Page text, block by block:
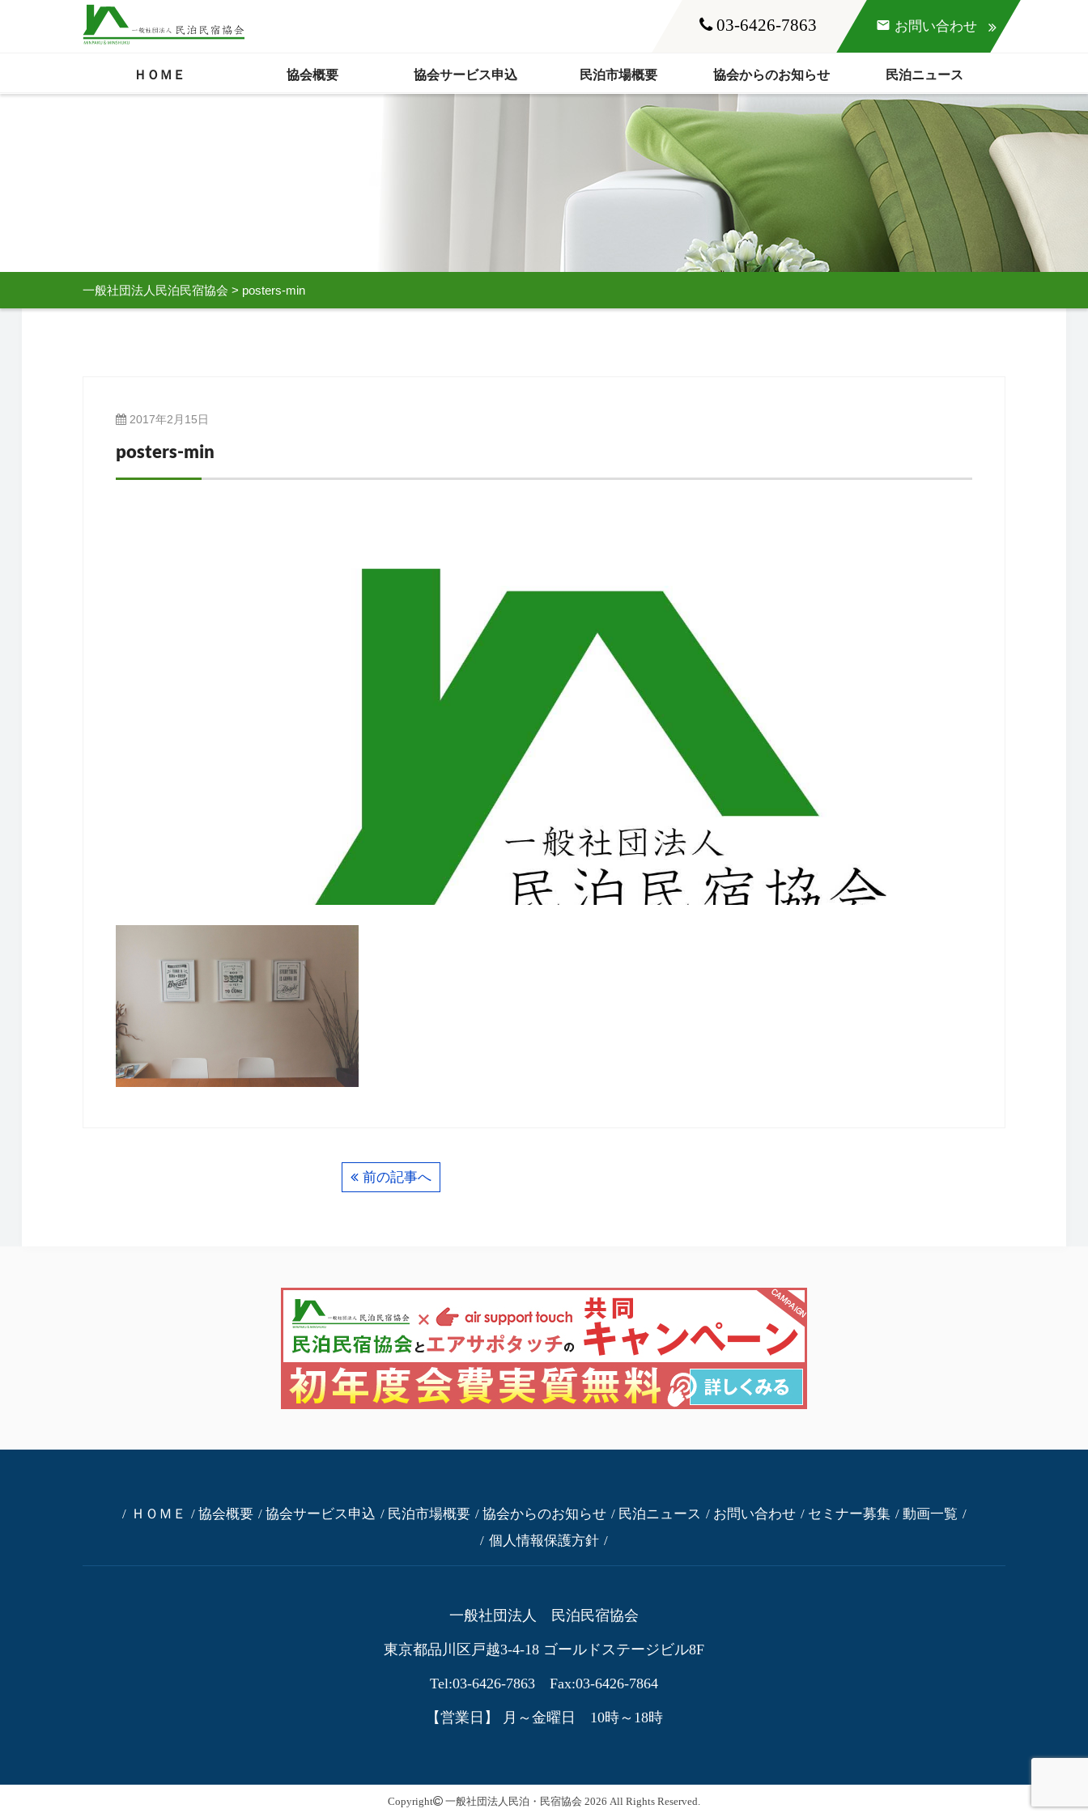
03-6426-7863 mail お問い合わせ
ＨＯＭＥ 協会概要 協会サービス申込 民泊市場概要 協会からのお知らせ 民泊ニュース
一般社団法人民泊民宿協会 > posters-min
2017年2月15日
posters-min
前の記事へ
ＨＯＭＥ 協会概要 協会サービス申込 民泊市場概要 協会からのお知らせ 民泊ニュース お問い合わせ セミナー募集
動画一覧
個人情報保護方針
一般社団法人 民泊民宿協会
東京都品川区戸越3-4-18 ゴールドステージビル8F
Tel:03-6426-7863 Fax:03-6426-7864
【営業日】 月～金曜日 10時～18時
Copyright 一般社団法人民泊・民宿協会 2026 All Rights Reserved.